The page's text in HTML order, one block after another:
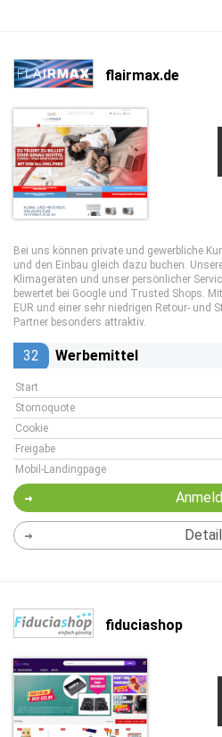
flairmax.de
Bei uns können private und gewerbliche
und den Einbau gleich dazu buchen.
Klimageräten und unser persönlicher
bewertet bei Google und Trusted Shops.
EUR und einer sehr niedrigen Retour- und
Partner besonders attraktiv.
32 Werbemittel
Start
Stornoquote
Cookie
Freigabe
Mobil-Landingpage
fiduciashop